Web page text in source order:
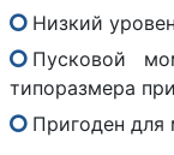
Низкий
Пусковой
типоразмера
Пригоден для